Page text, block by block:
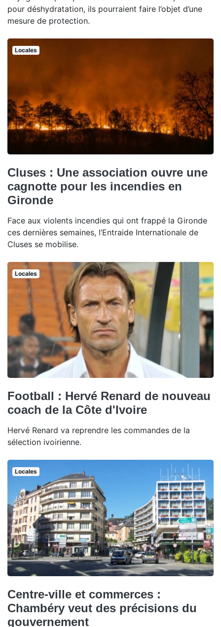
pour déshydratation, ils pourraient faire l’objet d’une
mesure de protection.
Locales
Cluses : Une association ouvre une
cagnotte pour les incendies en
Gironde
Face aux violents incendies qui ont frappé la Gironde
ces dernières semaines, l’Entraide Internationale de
Cluses se mobilise.
Locales
Football : Hervé Renard de nouveau
coach de la Côte d'Ivoire
Hervé Renard va reprendre les commandes de la
sélection ivoirienne.
Locales
Centre-ville et commerces :
Chambéry veut des précisions du
gouvernement